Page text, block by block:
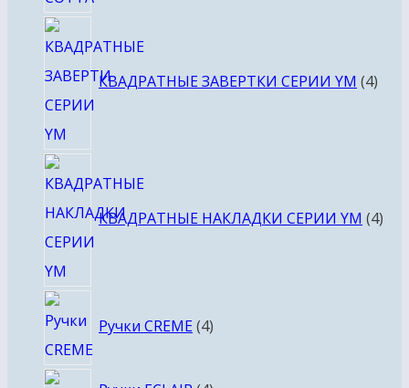
КВАДРАТНЫЕ ЗАВЕРТКИ СЕРИИ YM 4
КВАДРАТНЫЕ НАКЛАДКИ СЕРИИ YM 4
Ручки CREME 4товара
4